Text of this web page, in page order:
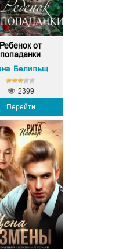
Ребенок от
попаданки
Елена Белильщикова
Перейти
2399